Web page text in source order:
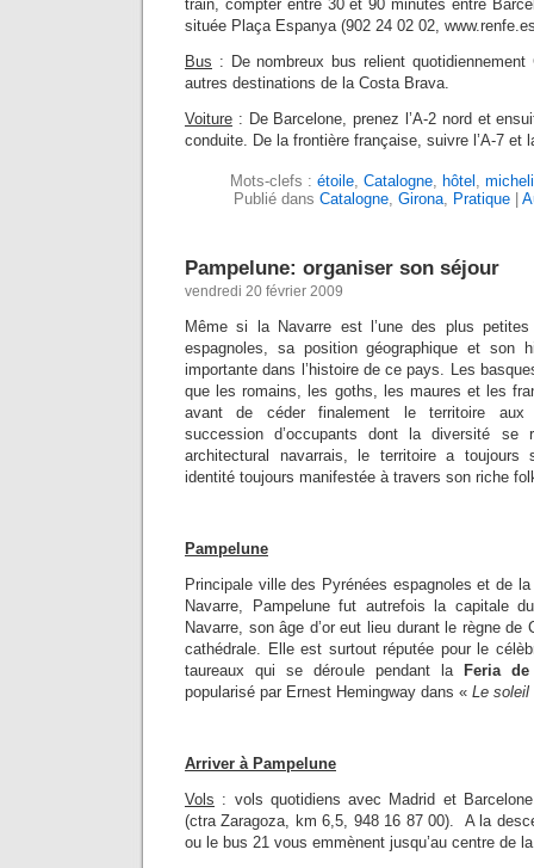
train, compter entre 30 et 90 minutes entre
située Plaça Espanya (902 24 02 02,
Bus : De nombreux bus relient
autres destinations de la Costa Brava.
Voiture : De Barcelone, prenez l’A-2 nord et
conduite. De la frontière française, suivre l’A-7 et
Mots-clefs : étoile, Catalogne, hôtel ,
Publié dans Catalogne, Girona, Pratique|
Pampelune: organiser son séjour
vendredi 20 février 2009
Même si la Navarre est l’une des plus petites
espagnoles, sa position géographique et son
importante dans l’histoire de ce pays. Les
que les romains, les goths, les maures et les
avant de céder finalement le territoire aux
succession d’occupants dont la diversité se
architectural navarrais, le territoire a toujours
identité toujours manifestée à travers son riche
Pampelune
Principale ville des Pyrénées espagnoles et de
Navarre, Pampelune fut autrefois la capitale
Navarre, son âge d’or eut lieu durant le règne
cathédrale. Elle est surtout réputée pour le
taureaux qui se déroule pendant la
Feria
popularisé par Ernest Hemingway dans « Le soleil
Arriver à Pampelune
Vols : vols quotidiens avec Madrid et
(ctra Zaragoza, km 6,5, 948 16 87 00). A la
ou le bus 21 vous emmènent jusqu’au centre de